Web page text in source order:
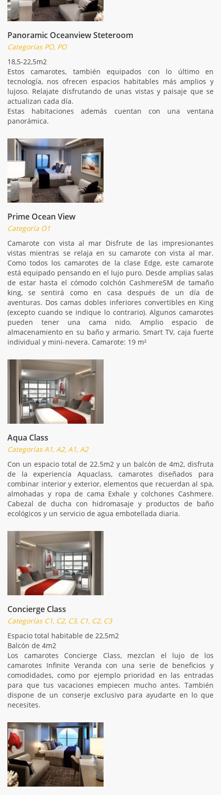
Panoramic Oceanview Steteroom
Categorías PO, PO
18,5-22,5m2
Estos camarotes, también equipados con lo último en
tecnología, nos ofrecen espacios habitables más amplios y
lujoso. Relajate disfrutando de unas vistas y paisaje que se
actualizan cada día.
Estas habitaciones además cuentan con una ventana
panorámica.
Prime Ocean View
Categoría O1
Camarote con vista al mar Disfrute de las impresionantes
vistas mientras se relaja en su camarote con vista al mar.
Como todos los camarotes de la clase Edge, este camarote
está equipado pensando en el lujo puro. Desde amplias salas
de estar hasta el cómodo colchón CashmereSM de tamaño
king, se sentirá como en casa después de un día de
aventuras. Dos camas dobles inferiores convertibles en King
(excepto cuando se indique lo contrario). Algunos camarotes
pueden tener una cama nido. Amplio espacio de
almacenamiento en su baño y armario. Smart TV, caja fuerte
individual y mini-nevera. Camarote: 19 m²
Aqua Class
Categorías A1, A2, A1, A2
Con un espacio total de 22.5m2 y un balcón de 4m2, disfruta
de la experiencia Aquaclass, camarotes diseñados para
combinar interior y exterior, elementos que recuerdan al spa,
almohadas y ropa de cama Exhale y colchones Cashmere.
Cabezal de ducha con hidromasaje y productos de baño
ecológicos y un servicio de agua embotellada diaria.
Concierge Class
Categorías C1, C2, C3, C1, C2, C3
Espacio total habitable de 22,5m2
Balcón de 4m2
Los camarotes Concierge Class, mezclan el lujo de los
camarotes Infinite Veranda con una serie de beneficios y
comodidades, como por ejemplo prioridad en las entradas
para que tus vacaciones empiecen mucho antes. También
dispone de un conserje exclusivo para ayudarte en lo que
necesites.